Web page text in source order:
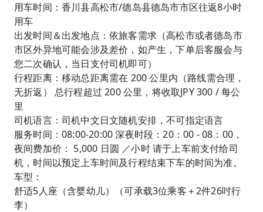
用车时间：香川县高松市/德岛县德岛市市区往返8小时
用车
出发时间＆出发地点：依旅客需求（高松市或者德岛市
市区外异地可能会涉及差价，如产生，下单后客服会与
您二次确认，当日支付司机即可）
行程距离：移动总距离需在 200 公里内（路线需合理，
无折返） 总行程超过 200 公里，将收取JPY 300 / 每公
里
司机语言：司机中文日文随机安排，不可指定语言
服务时间：08:00-20:00 深夜时段：20：00 - 08：00，
夜间费加价： 5,000 日圆 ／小时 请于上车前支付给司
机，时间以预定上车时间及行程结束下车的时间为准。
车型：
舒适5人座（含婴幼儿）（可承载3位乘客＋2件26吋行
李）